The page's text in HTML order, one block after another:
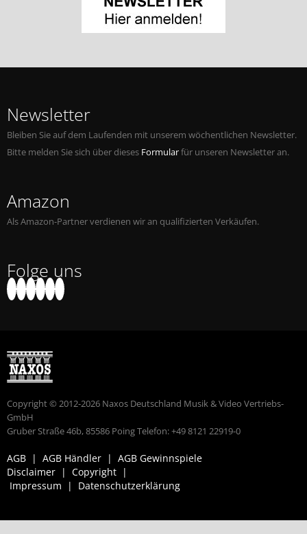
Newsletter
Bleiben Sie auf dem Laufenden mit unserem wöchentlichen Newsletter.
Bitte melden Sie sich über dieses Formularfür unseren Newsletter an.
Amazon
Als Amazon-Partner verdienen wir an qualifizierten Verkäufen.
Folge uns
Copyright © 2012-2026 Naxos Deutschland Musik & Video Vertriebs-
GmbH
Gruber Straße 46b, 85586 Poing Telefon: +49 8121 22919-0
AGB | AGB Händler | AGB Gewinnspiele
Disclaimer | Copyright |
Impressum
| Datenschutzerklärung